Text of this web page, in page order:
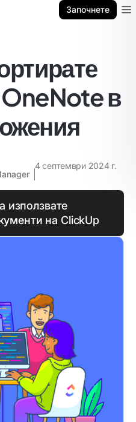
Започнете
OneNote в
4 септември 2024 г.
използвате
на ClickUp